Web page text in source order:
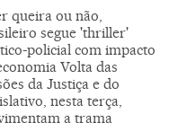
queira ou não,
segue 'thriller'
policial com impacto
Volta das
da Justiça e do
nesta terça,
a trama